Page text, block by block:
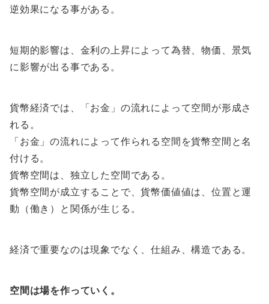
逆効果になる事がある。
短期的影響は、金利の上昇によって為替、物価、景気
に影響が出る事である。
貨幣経済では、「お金」の流れによって空間が形成さ
れる。
「お金」の流れによって作られる空間を貨幣空間と名
付ける。
貨幣空間は、独立した空間である。
貨幣空間が成立することで、貨幣価値値は、位置と運
動（働き）と関係が生じる。
経済で重要なのは現象でなく、仕組み、構造である。
空間は場を作っていく。